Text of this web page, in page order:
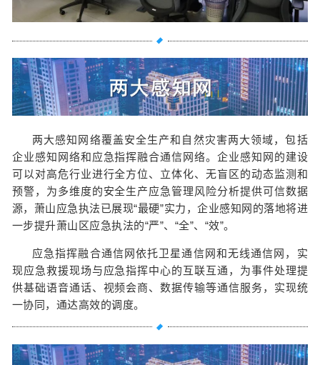
两大感知网络覆盖安全生产和自然灾害两大领域，包括
企业感知网络和应急指挥融合通信网络。企业感知网的建设
可以对高危行业进行全方位、立体化、无盲区的动态监测和
预警，为多维度的安全生产应急管理风险分析提供可信数据
源，萧山应急执法已展现“最硬”实力，企业感知网的落地将进
一步提升萧山区应急执法的“严”、“全”、“效”。
应急指挥融合通信网依托卫星通信网和无线通信网，实
现应急救援现场与应急指挥中心的互联互通，为事件处理提
供基础语音通话、视频会商、数据传输等通信服务，实现统
一协同，通达高效的调度。